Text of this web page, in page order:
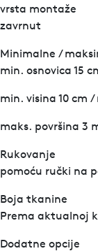
vrsta montaže
zavrnut
Minimalne /
min. osnovica 15
min. visina 10 cm
maks. površina 3
Rukovanje
pomoću ručki na
Boja tkanine
Prema aktualnoj
Dodatne opcije